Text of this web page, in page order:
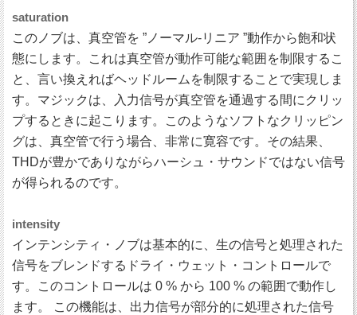
saturation
このノブは、真空管を ”ノーマル-リニア ”動作から飽和状
態にします。これは真空管が動作可能な範囲を制限するこ
と、言い換えればヘッドルームを制限することで実現しま
す。マジックは、入力信号が真空管を通過する間にクリッ
プするときに起こります。このようなソフトなクリッピン
グは、真空管で行う場合、非常に寛容です。その結果、
THDが豊かでありながらハーシュ・サウンドではない信号
が得られるのです。
intensity
インテンシティ・ノブは基本的に、生の信号と処理された
信号をブレンドするドライ・ウェット・コントロールで
す。このコントロールは 0 % から 100 % の範囲で動作し
ます。 この機能は、出力信号が部分的に処理された信号